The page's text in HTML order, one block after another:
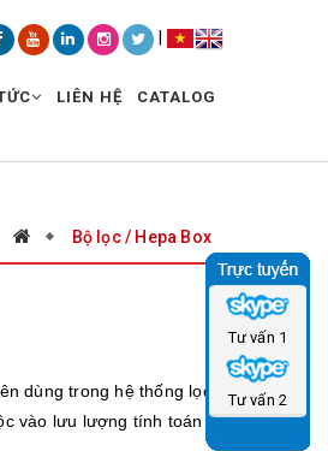
LIÊN HỆ CATALOG
Bộ lọc / Hepa Box
dùng trong hệ thống lọc
vào lưu lượng tính toán
Tư vấn 1
Tư vấn 2